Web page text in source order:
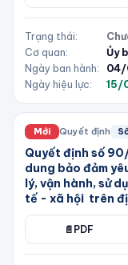
Trạng thái:
Cơ quan:
Ủy
Ngày ban hành:
Ngày hiệu lực:
15/
Mới Quyết định
Quyết định số
dung bảo đảm
lý, vận hành, sử
tế - xã hội trên
📄 PDF